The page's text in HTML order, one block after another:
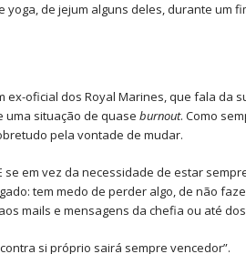
de jejum alguns deles, durante um
ex-oficial dos Royal Marines, que fala
uma situação de quase burnout. Como
pela vontade de mudar.
se em vez da necessidade de estar
tem medo de perder algo, de não
mails e mensagens da chefia ou até
si próprio sairá sempre vencedor”.